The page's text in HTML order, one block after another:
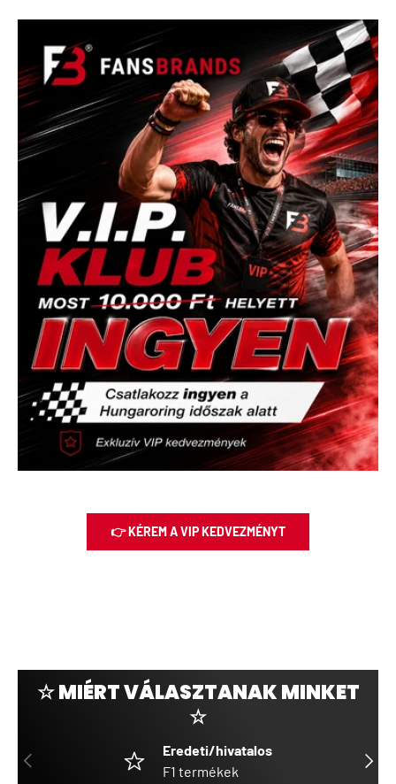
👉 KÉREM A VIP KEDVEZMÉNYT
☆ MIÉRT VÁLASZTANAK MINKET
☆
ELŐZŐ
Eredeti/hivatalos
F1 termékek